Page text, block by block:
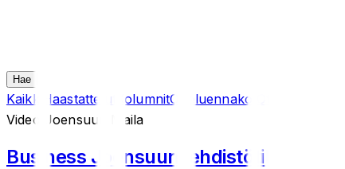
Hae
Kaikki Haastattelut KolumnitOtteluennakot
Videot
Joensuun Maila
Business Joensuun lehdistötilaisuus: